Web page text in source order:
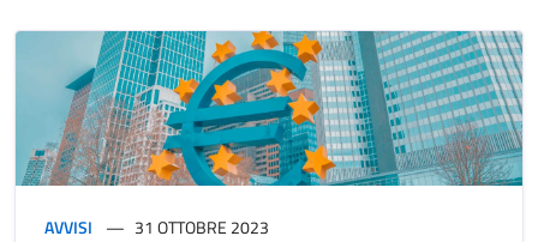
AVVISI 31 OTTOBRE 2023